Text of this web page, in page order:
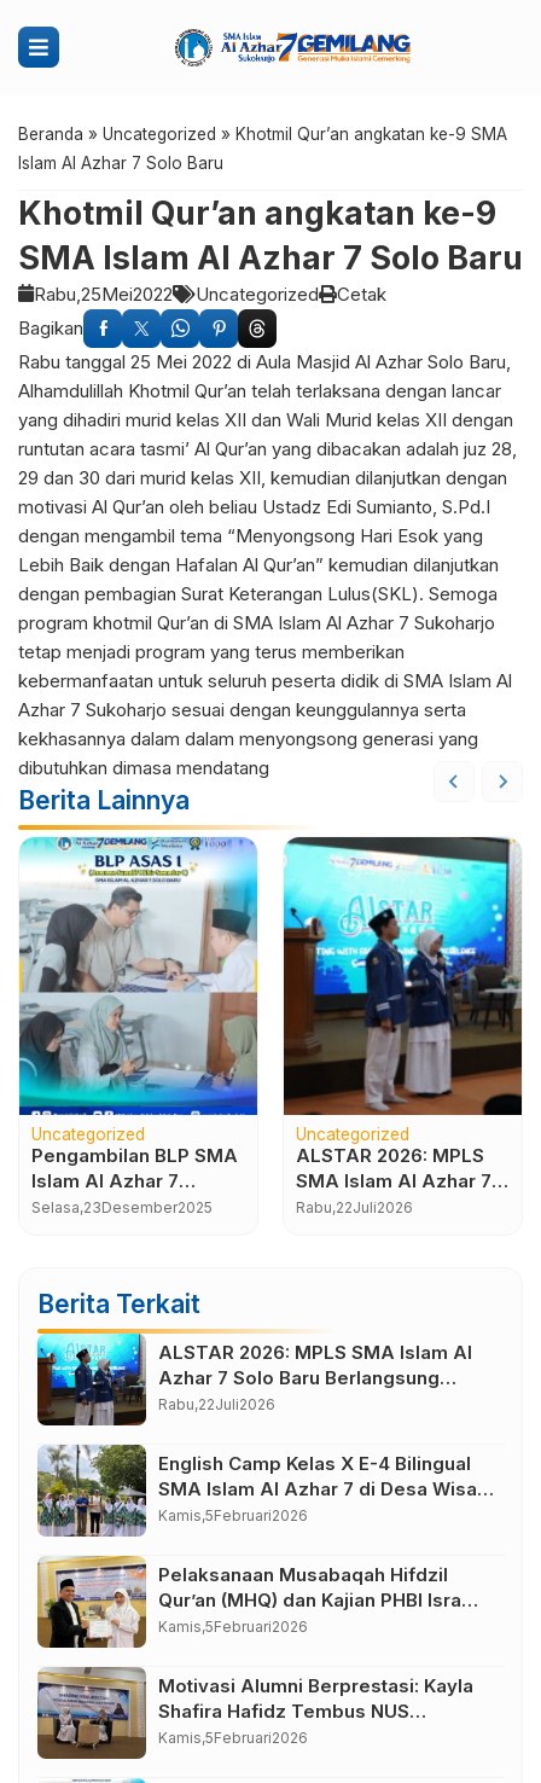
Beranda » Uncategorized » Khotmil Qur’an angkatan ke-9 SMA
Islam Al Azhar 7 Solo Baru
Khotmil Qur’an angkatan ke-9
SMA Islam Al Azhar 7 Solo Baru
Rabu,25Mei2022 Uncategorized
Cetak
Bagikan
Rabu tanggal 25 Mei 2022 di Aula Masjid Al Azhar Solo Baru,
Alhamdulillah Khotmil Qur’an telah terlaksana dengan lancar
yang dihadiri murid kelas XII dan Wali Murid kelas XII dengan
runtutan acara tasmi’ Al Qur’an yang dibacakan adalah juz 28,
29 dan 30 dari murid kelas XII, kemudian dilanjutkan dengan
motivasi Al Qur’an oleh beliau Ustadz Edi Sumianto, S.Pd.I
dengan mengambil tema “Menyongsong Hari Esok yang
Lebih Baik dengan Hafalan Al Qur’an” kemudian dilanjutkan
dengan pembagian Surat Keterangan Lulus(SKL). Semoga
program khotmil Qur’an di SMA Islam Al Azhar 7 Sukoharjo
tetap menjadi program yang terus memberikan
kebermanfaatan untuk seluruh peserta didik di SMA Islam Al
Azhar 7 Sukoharjo sesuai dengan keunggulannya serta
kekhasannya dalam dalam menyongsong generasi yang
dibutuhkan dimasa mendatang
Berita Lainnya
Uncategorized
Pengambilan BLP SMA
Islam Al Azhar 7
Sukoharjo Semester
Selasa,23Desember2025
Uncategorized
ALSTAR 2026: MPLS
SMA Islam Al Azhar 7
Solo Baru Berlangsung
Rabu,22Juli2026
Berita Terkait
ALSTAR 2026: MPLS SMA Islam Al
Azhar 7 Solo Baru Berlangsung
Sukses, Wujudkan Awal Perjalanan
Rabu,22Juli2026
English Camp Kelas X E-4 Bilingual
SMA Islam Al Azhar 7 di Desa Wisata
Bahasa Borobudur Magelang
Kamis,5Februari2026
Pelaksanaan Musabaqah Hifdzil
Qur’an (MHQ) dan Kajian PHBI Isra
Mi’raj SMA Islam Al Azhar 7
Kamis,5Februari2026
Motivasi Alumni Berprestasi: Kayla
Shafira Hafidz Tembus NUS
Singapura
Kamis,5Februari2026